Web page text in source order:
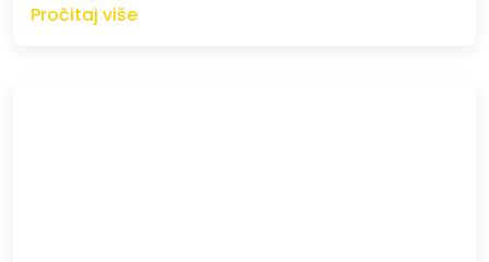
Pročitaj više